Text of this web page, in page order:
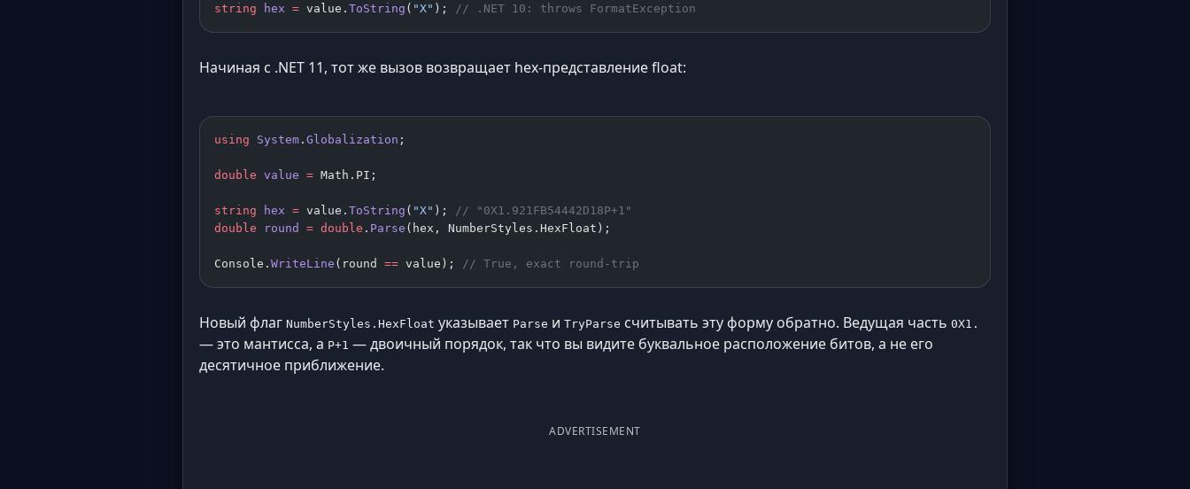
string hex = value. ToString ( "X" ); // .NET 10: throws FormatException
Начиная с .NET 11, тот же вызов возвращает hex-представление float:
using System . Globalization ;
double value = Math.PI;
string hex = value. ToString ( "X" );
// "0X1.921FB54442D18P+1"
double round = double . Parse (hex, NumberStyles.HexFloat);
Console. WriteLine (round == value); // True, exact round-trip
Новый флаг NumberStyles.HexFloat указывает Parse и TryParse считывать эту форму обратно. Ведущая часть 0X1.
— это мантисса, а P+1 — двоичный порядок, так что вы видите буквальное расположение битов, а не его
десятичное приближение.
ADVERTISEMENT